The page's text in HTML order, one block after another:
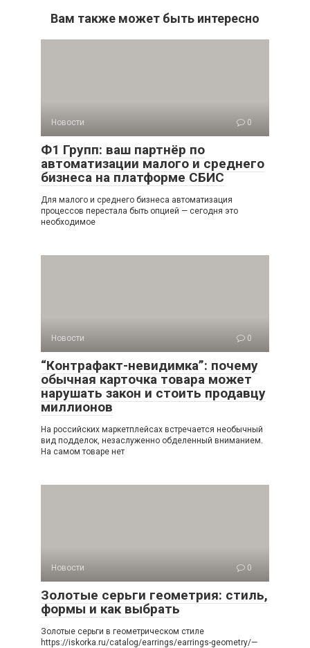
Вам также может быть интересно
Новости 0
Ф1 Групп: ваш партнёр по
автоматизации малого и среднего
бизнеса на платформе СБИС
Для малого и среднего бизнеса автоматизация
процессов перестала быть опцией — сегодня это
необходимое
Новости 0
“Контрафакт-невидимка”: почему
обычная карточка товара может
нарушать закон и стоить продавцу
миллионов
На российских маркетплейсах встречается необычный
вид подделок, незаслуженно обделенный вниманием.
На самом товаре нет
Новости 0
Золотые серьги геометрия: стиль,
формы и как выбрать
Золотые серьги в геометрическом стиле
https://iskorka.ru/catalog/earrings/earrings-geometry/—